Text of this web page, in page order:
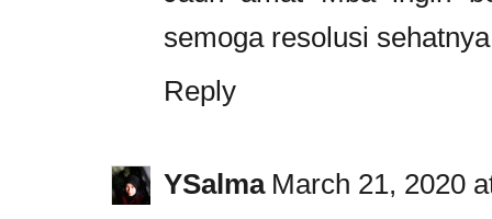
semoga resolusi
Reply
YSalma March 21, 2020